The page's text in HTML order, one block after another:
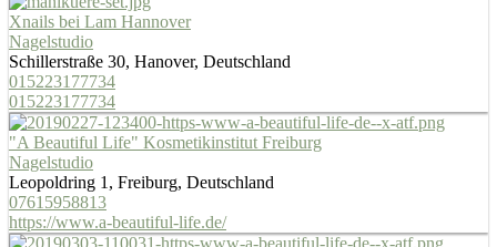
Xnails bei Lam Hannover
Nagelstudio
Schillerstraße 30, Hanover, Deutschland
015223177734
015223177734
"A Beautiful Life" Kosmetikinstitut Freiburg
Nagelstudio
Leopoldring 1, Freiburg, Deutschland
07615958813
https://www.a-beautiful-life.de/